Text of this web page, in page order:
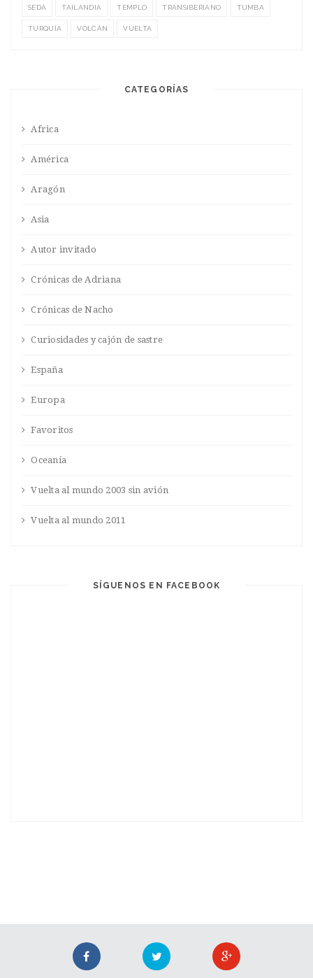
SEDA TAILANDIA TEMPLO TRANSIBERIANO TUMBA
TURQUÍA VOLCÁN VUELTA
CATEGORÍAS
Africa
América
Aragón
Asia
Autor invitado
Crónicas de Adriana
Crónicas de Nacho
Curiosidades y cajón de sastre
España
Europa
Favoritos
Oceanía
Vuelta al mundo 2003 sin avión
Vuelta al mundo 2011
SÍGUENOS EN FACEBOOK